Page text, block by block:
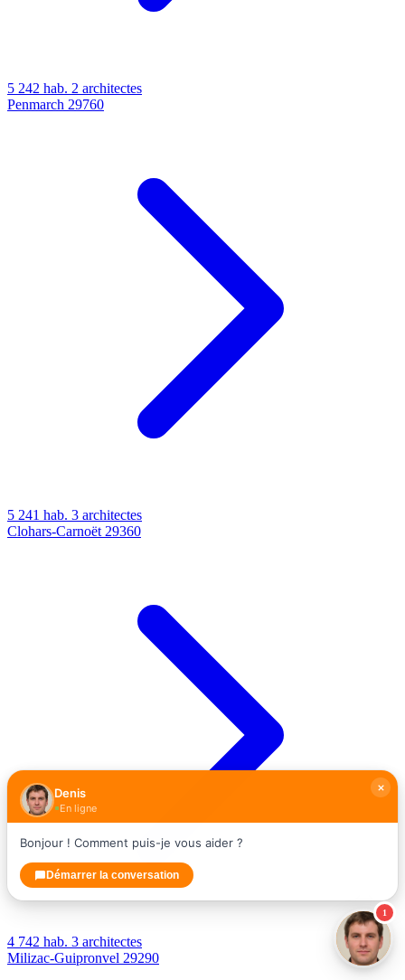
5 242 hab. 2 architectes
Penmarch 29760
5 241 hab. 3 architectes
Clohars-Carnoët 29360
4 742 hab. 3 architectes
Milizac-Guipronvel 29290
1
Denis
En ligne
Bonjour ! Comment puis-je vous aider ?
Démarrer la conversation